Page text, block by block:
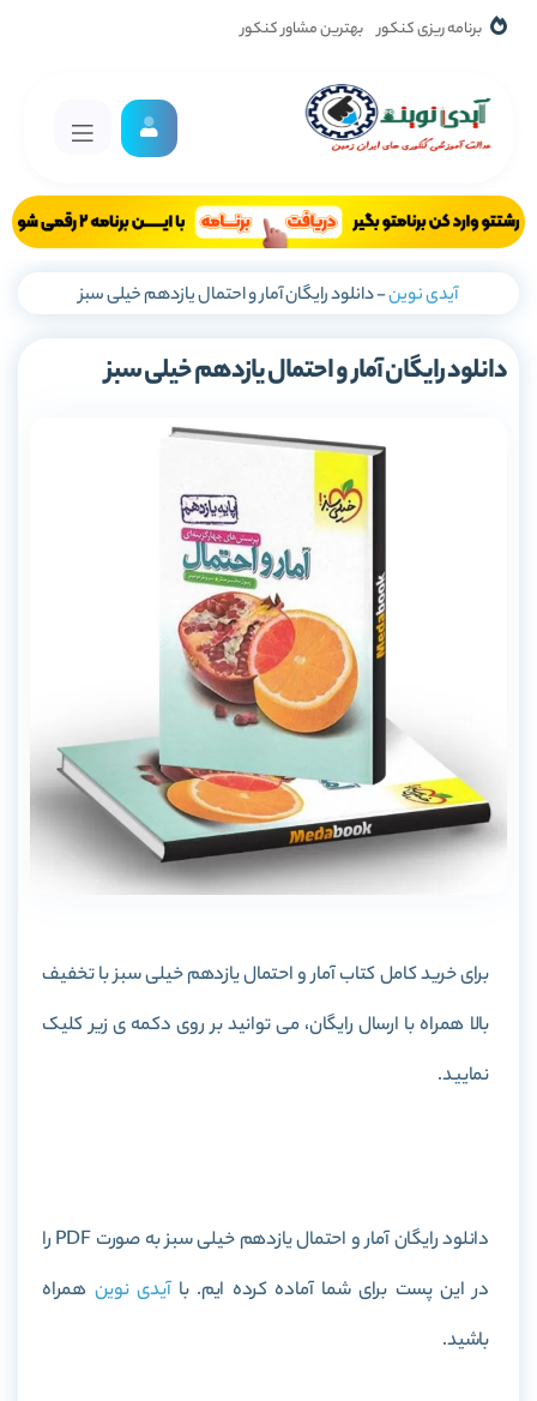
برنامه ریزی کنکور بهترین مشاور کنکور
آیدی نوین-دانلود رایگان آمار و احتمال یازدهم خیلی سبز
دانلود رایگان آمار و احتمال یازدهم خیلی سبز
برای خرید کامل کتاب آمار و احتمال یازدهم خیلی سبز با تخفیف
بالا همراه با ارسال رایگان، می توانید بر روی دکمه ی زیر کلیک
نمایید.
دانلود رایگان آمار و احتمال یازدهم خیلی سبز به صورت PDF را
در این پست برای شما آماده کرده ایم. باآیدی نوین همراه
باشید.